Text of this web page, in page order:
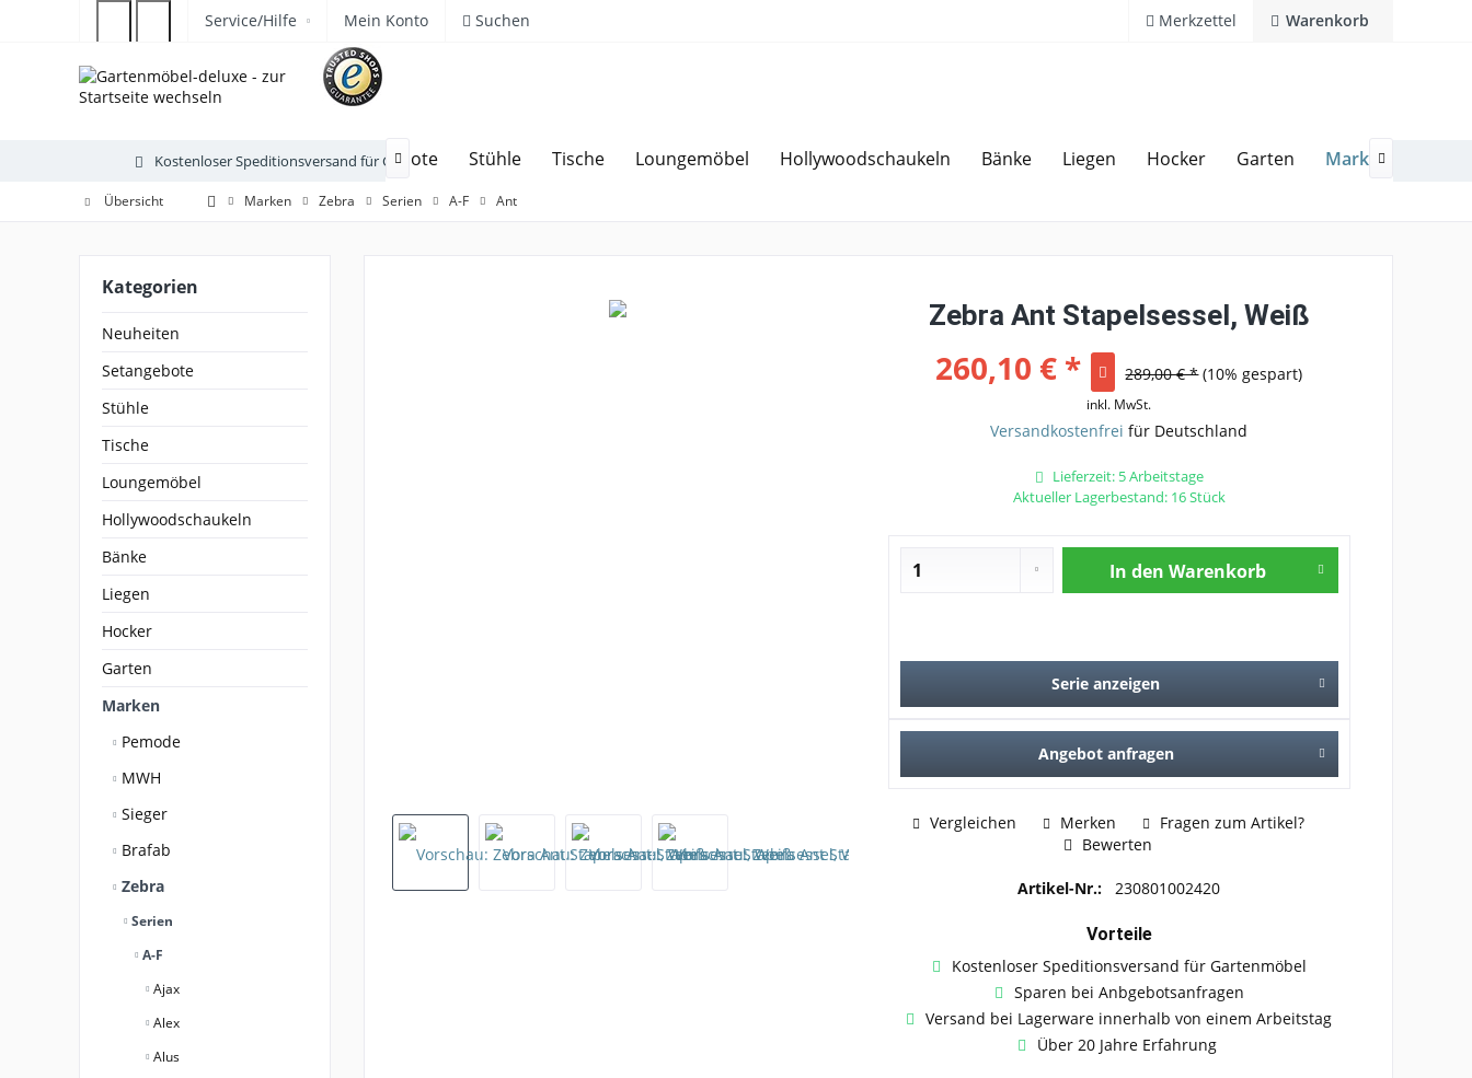
Warenkorb
Merkzettel
Service/Hilfe Mein Konto Suchen
Neuheiten Setangebote Stühle Tische Loungemöbel Hollywoodschaukeln Bänke Liegen Hocker Garten Marken
 
Kostenloser Speditionsversand für Gartenmöbel Sparen bei Angebotsanfrage Über 20 Jahre Erfahrung Hotline 02594 94 11 0
Übersicht Marken Zebra Serien A-F Ant
Kategorien
Neuheiten
Setangebote
Stühle
Tische
Loungemöbel
Hollywoodschaukeln
Bänke
Liegen
Hocker
Garten
Marken
Pemode
MWH
Sieger
Brafab
Zebra
Serien
A-F
Ajax
Alex
Alus
Zebra Ant Stapelsessel, Weiß
260,10 € * 289,00 € * (10% gespart)
inkl. MwSt.
Versandkostenfrei für Deutschland
Lieferzeit: 5 Arbeitstage
Aktueller Lagerbestand: 16 Stück
In den Warenkorb
Serie anzeigen
Angebot anfragen
Vergleichen Merken
Fragen zum Artikel?
Bewerten
Artikel-Nr.: 230801002420
Vorteile
Kostenloser Speditionsversand für Gartenmöbel
Sparen bei Anbgebotsanfragen
Versand bei Lagerware innerhalb von einem Arbeitstag
Über 20 Jahre Erfahrung